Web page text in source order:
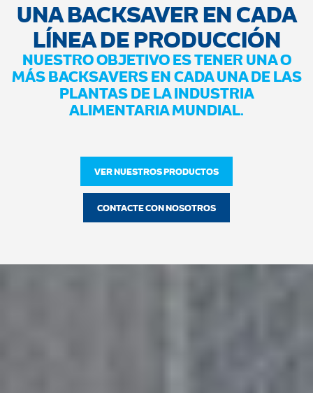
UNA BACKSAVER EN CADA
LÍNEA DE PRODUCCIÓN
NUESTRO OBJETIVO ES TENER UNA O
MÁS BACKSAVERS EN CADA UNA DE LAS
PLANTAS DE LA INDUSTRIA
ALIMENTARIA MUNDIAL.
VER NUESTROS PRODUCTOS
CONTACTE CON NOSOTROS